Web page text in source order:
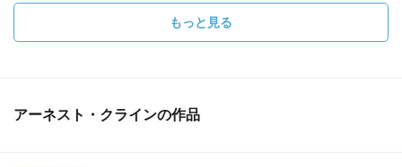
もっと見る
アーネスト・クラインの作品